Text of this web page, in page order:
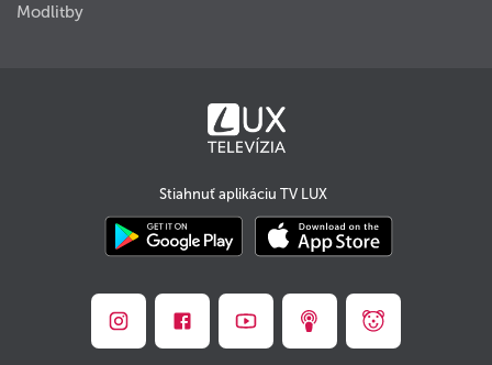
Modlitby
Stiahnuť aplikáciu TV LUX